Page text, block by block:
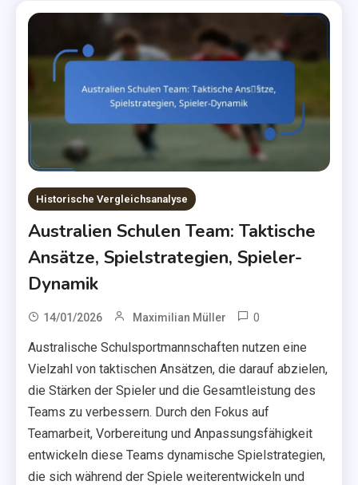
Historische Vergleichsanalyse
Australien Schulen Team: Taktische
Ansätze, Spielstrategien, Spieler-
Dynamik
14/01/2026 Maximilian Müller 0
Australische Schulsportmannschaften nutzen eine
Vielzahl von taktischen Ansätzen, die darauf abzielen,
die Stärken der Spieler und die Gesamtleistung des
Teams zu verbessern. Durch den Fokus auf
Teamarbeit, Vorbereitung und Anpassungsfähigkeit
entwickeln diese Teams dynamische Spielstrategien,
die sich während der Spiele weiterentwickeln und